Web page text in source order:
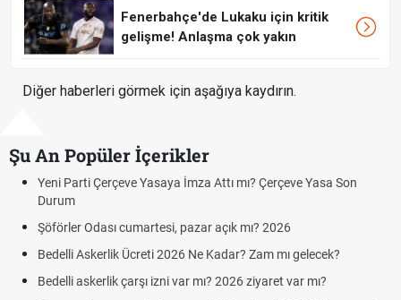
Fenerbahçe'de Lukaku için kritik
gelişme! Anlaşma çok yakın
Diğer haberleri görmek için aşağıya kaydırın.
Şu An Popüler İçerikler
Parti Çerçeve Yasaya İmza Attı mı? Çerçeve Yasa Son
Odası cumartesi, pazar açık mı? 2026
Askerlik Ücreti 2026 Ne Kadar? Zam mı gelecek?
askerlik çarşı izni var mı? 2026 ziyaret var mı?